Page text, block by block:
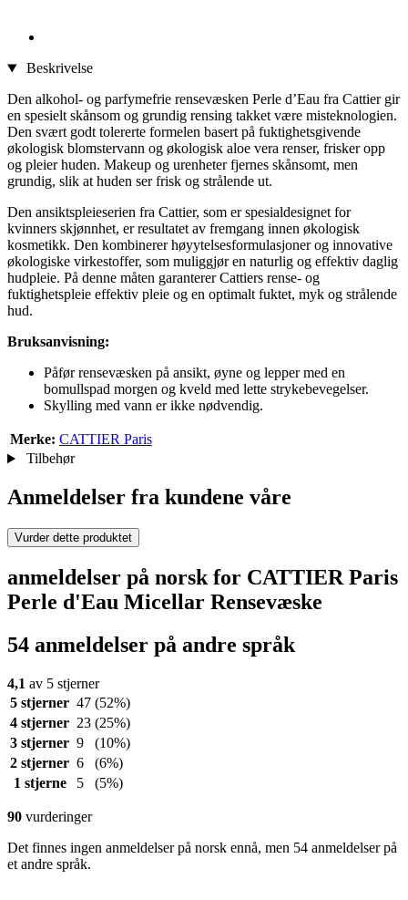
Beskrivelse
Den alkohol- og parfymefrie rensevæsken Perle d’Eau fra Cattier gir
en spesielt skånsom og grundig rensing takket være misteknologien.
Den svært godt tolererte formelen basert på fuktighetsgivende
økologisk blomstervann og økologisk aloe vera renser, frisker opp
og pleier huden. Makeup og urenheter fjernes skånsomt, men
grundig, slik at huden ser frisk og strålende ut.
Den ansiktspleieserien fra Cattier, som er spesialdesignet for
kvinners skjønnhet, er resultatet av fremgang innen økologisk
kosmetikk. Den kombinerer høyytelsesformulasjoner og innovative
økologiske virkestoffer, som muliggjør en naturlig og effektiv daglig
hudpleie. På denne måten garanterer Cattiers rense- og
fuktighetspleie effektiv pleie og en optimalt fuktet, myk og strålende
hud.
Bruksanvisning:
Påfør rensevæsken på ansikt, øyne og lepper med en
bomullspad morgen og kveld med lette strykebevegelser.
Skylling med vann er ikke nødvendig.
Merke: CATTIER Paris
Tilbehør
Anmeldelser fra kundene våre
Vurder dette produktet
anmeldelser på norsk for CATTIER Paris
Perle d'Eau Micellar Rensevæske
54 anmeldelser på andre språk
4,1 av 5 stjerner
5 stjerner 47 (52%)
4 stjerner 23 (25%)
3 stjerner 9
(10%)
2 stjerner 6
(6%)
1 stjerne
5 (5%)
90 vurderinger
Det finnes ingen anmeldelser på norsk ennå, men 54 anmeldelser på
et andre språk.